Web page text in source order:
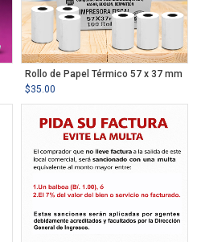
Rollo de Papel Térmico 57 x 37 mm
$35.00